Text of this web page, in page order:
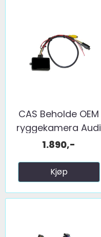
CAS Beholde OEM
ryggekamera Audi
(2004 ...
1.890,-
Kjøp